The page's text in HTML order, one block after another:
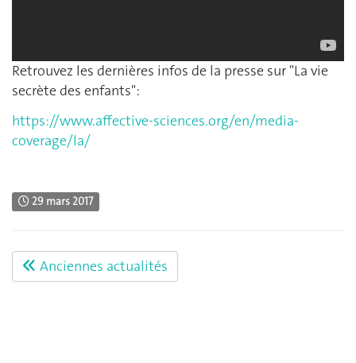
Retrouvez les dernières infos de la presse sur "La vie
secrète des enfants":
https://www.affective-sciences.org/en/media-
coverage/la/
29 mars 2017
Anciennes actualités